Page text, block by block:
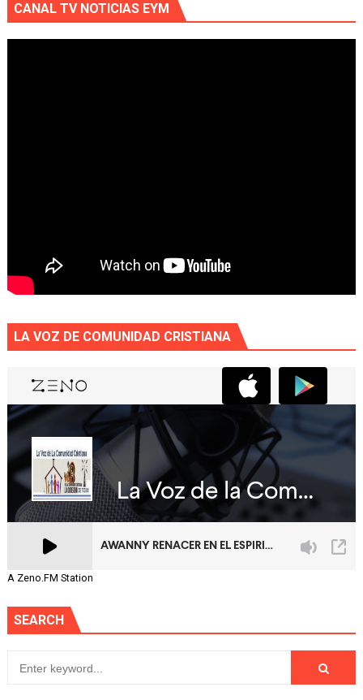
CANAL TV NOTICIAS EYM
LA VOZ DE COMUNIDAD CRISTIANA
A Zeno.FM Station
SEARCH